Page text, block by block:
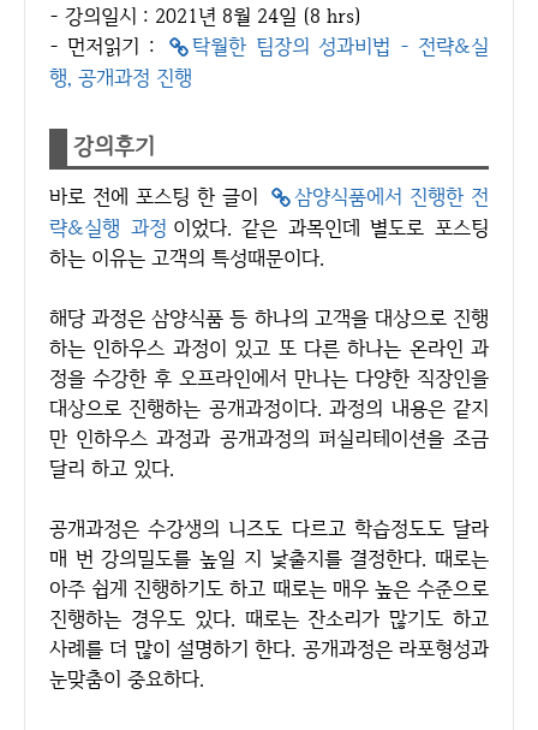
- 강의일시 : 2021년 8월 24일 (8 hrs)
​- 먼저읽기 :
탁월한 팀장의 성과비법 - 전략&실
행, 공개과정 진행
강의후기​
바로 전에 포스팅 한 글이
삼양식품에서 진행한 전
략&실행 과정 이었다. 같은 과목인데 별도로 포스팅
하는 이유는 고객의 특성때문이다.
해당 과정은 삼양식품 등 하나의 고객을 대상으로 진행
하는 인하우스 과정이 있고 또 다른 하나는 온라인 과
정을 수강한 후 오프라인에서 만나는 다양한 직장인을
대상으로 진행하는 공개과정이다. 과정의 내용은 같지
만 인하우스 과정과 공개과정의 퍼실리테이션을 조금
달리 하고 있다.
공개과정은 수강생의 니즈도 다르고 학습정도도 달라
매 번 강의밀도를 높일 지 낯출지를 결정한다. 때로는
아주 쉽게 진행하기도 하고 때로는 매우 높은 수준으로
진행하는 경우도 있다. 때로는 잔소리가 많기도 하고
사례를 더 많이 설명하기 한다. 공개과정은 라포형성과
눈맞춤이 중요하다.